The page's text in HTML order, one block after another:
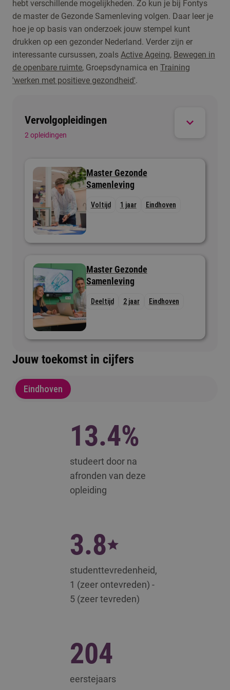
sportbond, sportvereniging of
sportevenementenbureau.
organiseer je activiteiten als een fietstocht en
voor kinderen in de buurt organiseer je
bijvoorbeeld sportdagen. Als echte verbinder
maak jij de buurt steeds actiever, gezonder én
gezelliger.
hebt verschillende mogelijkheden. Zo kun je bij Fontys
de master de Gezonde Samenleving volgen. Daar leer je
hoe je op basis van onderzoek jouw stempel kunt
drukken op een gezonder Nederland. Verder zijn er
interessante cursussen, zoals Active Ageing, Bewegen in
de openbare ruimte, Groepsdynamica en Training
'werken met positieve gezondheid'.
Vervolgopleidingen
2 opleidingen
Master Gezonde
Samenleving
Voltijd 1 jaar Eindhoven
Master Gezonde
Samenleving
Deeltijd 2 jaar Eindhoven
Jouw toekomst in cijfers
Eindhoven
13.4%
studeert door na
afronden van deze
opleiding
3.8
studenttevredenheid,
1 (zeer ontevreden) -
5 (zeer tevreden)
204
eerstejaars